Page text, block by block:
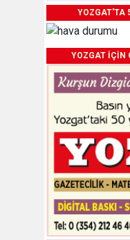
YOZGAT'TA
YOZGAT İÇİN